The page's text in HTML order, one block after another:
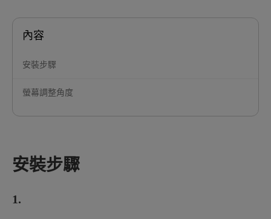
內容
安裝步驟
螢幕調整角度
安裝步驟
1.